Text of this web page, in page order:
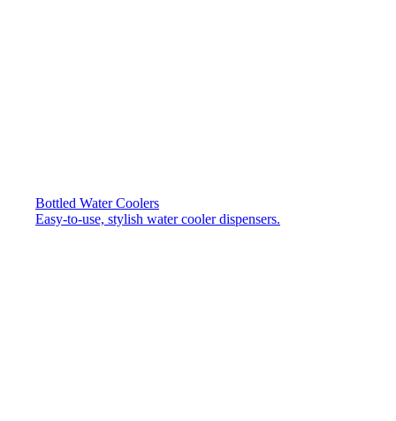
Bottled Water Coolers
Easy-to-use, stylish water cooler dispensers.